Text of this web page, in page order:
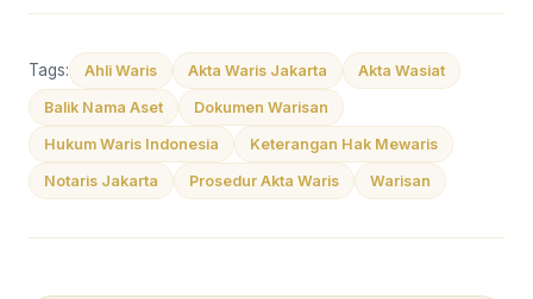
Tags: Ahli Waris Akta Waris Jakarta Akta Wasiat
Balik Nama Aset Dokumen Warisan
Hukum Waris Indonesia Keterangan Hak Mewaris
Notaris Jakarta Prosedur Akta Waris Warisan